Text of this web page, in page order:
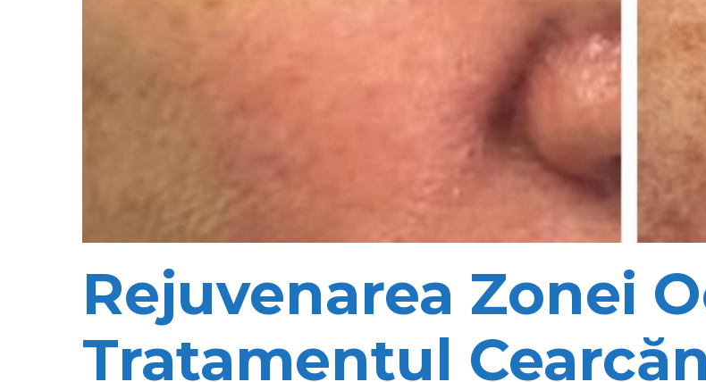
Rejuvenarea Zonei
Tratamentul